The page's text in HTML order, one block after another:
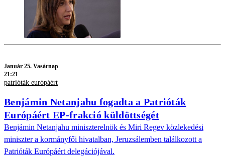
Január 25. Vasárnap
21:21
patrióták európáért
Benjámin Netanjahu fogadta a Patrióták
Európáért EP-frakció küldöttségét
Benjámin Netanjahu miniszterelnök és Miri Regev közlekedési
miniszter a kormányfői hivatalban, Jeruzsálemben találkozott a
Patrióták Európáért delegációjával.